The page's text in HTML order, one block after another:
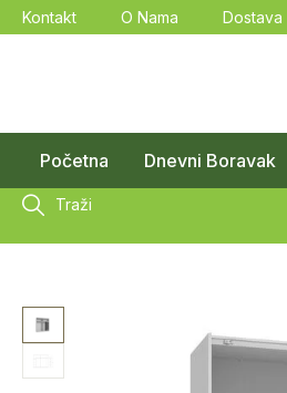
Kontakt O Nama Dostava
Početna Dnevni Boravak
Traži